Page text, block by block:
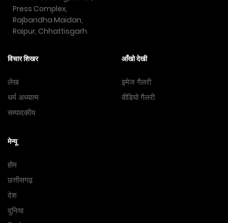
Press Complex,
Rajbandha Maidan,
Raipur, Chhattisgarh.
विचार शिखर
लेख
धर्म अध्यात्म
सम्पादकीय
आँखो देखी
इमेज गैलरी
वीडियो गैलरी
मेन्यू
होम
छत्तीसगढ़
देश
दुनिया